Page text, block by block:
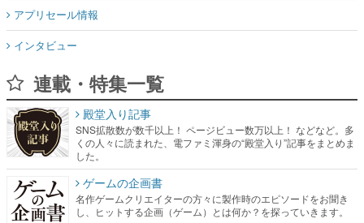
連載・特集一覧
くの人々に読まれた、電ファミ渾身の“殿堂入り”記事をまとめま
した。
ゲームの企画書
名作ゲームクリエイターの方々に製作時のエピソードをお聞き
し、ヒットする企画（ゲーム）とは何か？を探っていきます。
赫本
この物語を解いてはいけない。『赫本』は、〈試験問題〉の形
をした短編ホラー小説集です。